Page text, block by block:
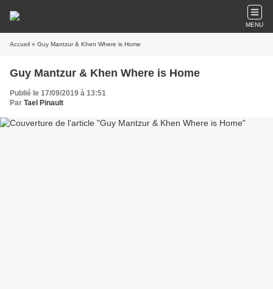
MENU
Accueil » Guy Mantzur & Khen Where is Home
Guy Mantzur & Khen Where is Home
Publié le 17/09/2019 à 13:51
Par Tael Pinault